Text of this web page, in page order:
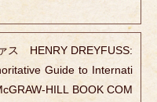
ス HENRY DREYFUSS:
Guide to Internati
HILL BOOK COM